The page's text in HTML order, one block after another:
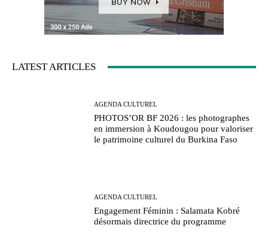
LATEST ARTICLES
AGENDA CULTUREL
PHOTOS’OR BF 2026 : les photographes
en immersion à Koudougou pour valoriser
le patrimoine culturel du Burkina Faso
AGENDA CULTUREL
Engagement Féminin : Salamata Kobré
désormais directrice du programme